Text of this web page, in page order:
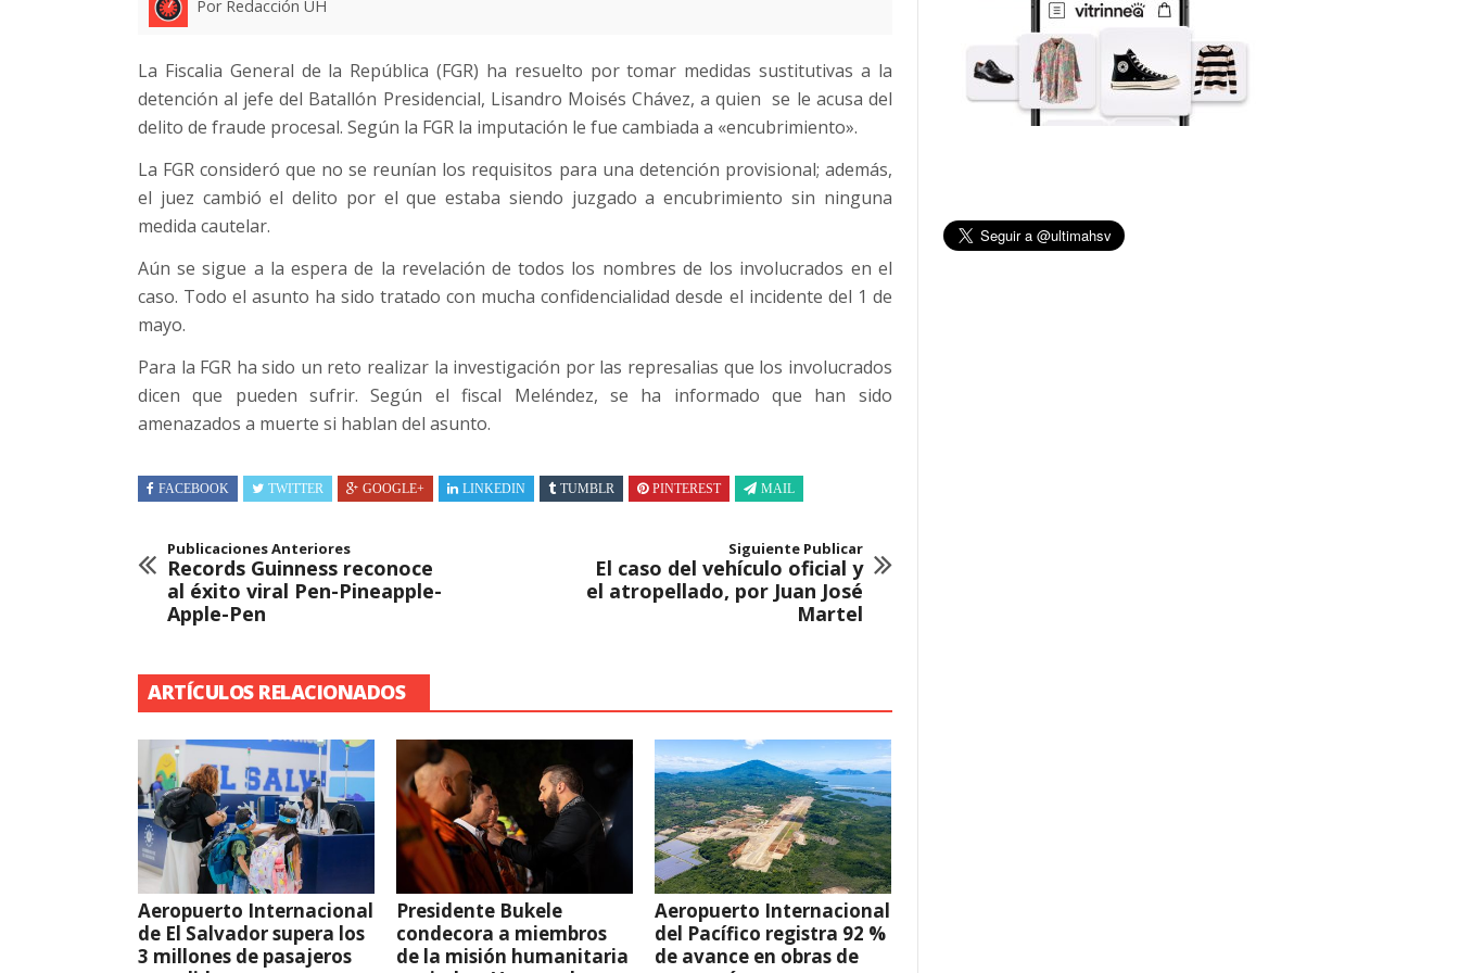
Por Redacción UH
La Fiscalia General de la República (FGR) ha resuelto por tomar medidas sustitutivas a la
detención al jefe del Batallón Presidencial, Lisandro Moisés Chávez, a quien se le acusa del
delito de fraude procesal. Según la FGR la imputación le fue cambiada a «encubrimiento».
La FGR consideró que no se reunían los requisitos para una detención provisional; además,
el juez cambió el delito por el que estaba siendo juzgado a encubrimiento sin ninguna
medida cautelar.
Aún se sigue a la espera de la revelación de todos los nombres de los involucrados en el
caso. Todo el asunto ha sido tratado con mucha confidencialidad desde el incidente del 1 de
mayo.
Para la FGR ha sido un reto realizar la investigación por las represalias que los involucrados
dicen que pueden sufrir. Según el fiscal Meléndez, se ha informado que han sido
amenazados a muerte si hablan del asunto.
FACEBOOK TWITTER GOOGLE+ LINKEDIN TUMBLR PINTEREST MAIL
Publicaciones Anteriores
Records Guinness reconoce
al éxito viral Pen-Pineapple-
Apple-Pen
Siguiente Publicar
El caso del vehículo oficial y
el atropellado, por Juan José
Martel
ARTÍCULOS RELACIONADOS
Aeropuerto Internacional
de El Salvador supera los
3 millones de pasajeros
Presidente Bukele
condecora a miembros
de la misión humanitaria
Aeropuerto Internacional
del Pacífico registra 92 %
de avance en obras de